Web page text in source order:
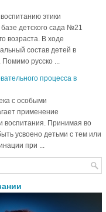
этики
детского сада №21
возраста. В ходе
состав детей в
Помимо русско ...
процесса в
с особыми
применение
воспитания. Принимая во
усвоено детьми с тем или
при ...